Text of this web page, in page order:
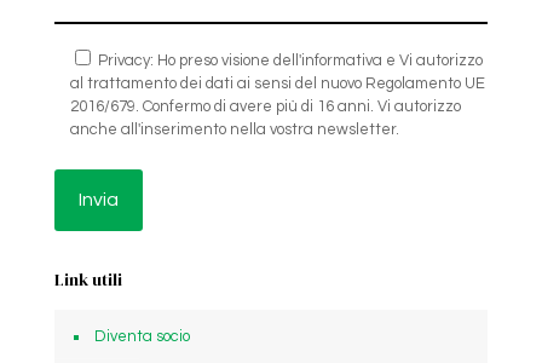
Privacy: Ho preso visione dell'informativa e Vi autorizzo
al trattamento dei dati ai sensi del nuovo Regolamento UE
2016/679. Confermo di avere più di 16 anni. Vi autorizzo
anche all'inserimento nella vostra newsletter.
Link utili
Diventa socio